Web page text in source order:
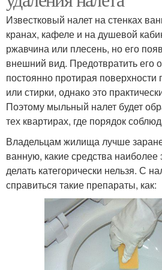
Известковый налет на стенках
кранах, кафеле и на душевой
ржавчина или плесень, но его
внешний вид. Предотвратить его
постоянно протирая
или стирки, однако это
Поэтому мыльный налет будет
тех квартирах, где порядок
Владельцам жилища лучше
ванную, какие средства
делать категорически нельзя. С
справиться такие препараты, как: